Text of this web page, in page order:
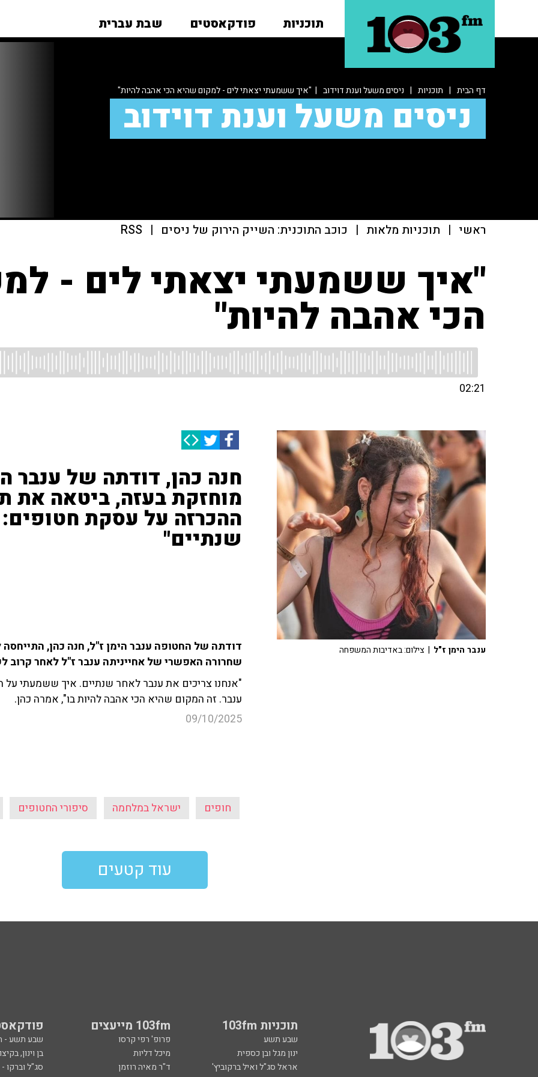
תוכניות פודקאסטים שבת עברית
דף הבית | תוכניות | ניסים משעל וענת דוידוב | "איך ששמעתי יצאתי לים - למקום שהיא הכי אהבה להיות"
ניסים משעל וענת דוידוב
ראשי | תוכניות מלאות | כוכב התוכנית: השייק הירוק של ניסים |
RSS
"איך ששמעתי יצאתי לים -
הכי אהבה להיות"
02:21
חנה כהן, דודתה של ענבר
מוחזקת בעזה, ביטאה את
ההכרזה על עסקת
שנתיים"
דודתה של החטופה ענבר הימן ז"ל, חנה כהן,
שחרורה האפשרי של אחייניתה ענבר ז"ל לאחר
"אנחנו צריכים את ענבר לאחר שנתיים. איך ששמעתי על
ענבר. זה המקום שהיא הכי אהבה להיות בו", אמרה כהן.
09/10/2025
חופים ישראל במלחמה סיפורי החטופים
ענבר הימן ז"ל | צילום: באדיבות המשפחה
עוד קטעים
תוכניות 103fm 103fm מייעצים
שבע תשע פרופ' רפי קרסו
שבע תשע -
ינון מגל ובן כספית
מיכל דליות
בן וינון,
אראל סג"ל ואיל ברקוביץ'
ד"ר מאיה רוזמן
סג"ל וברקו